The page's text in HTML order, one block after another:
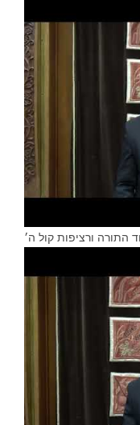
התורה ורציפות קול ה׳